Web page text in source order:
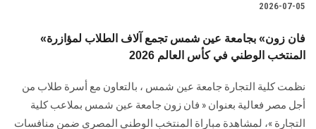
2026-07-05
«فان زون» بجامعة عين شمس تجمع آلاف الطلاب لمؤازرة
المنتخب الوطني في كأس العالم 2026
نظمت كلية التجارة جامعة عين شمس ، بالتعاون مع أسرة طلاب من
أجل مصر فعالية بعنوان « فان زون جامعة عين شمس بملاعب كلية
التجارة »، لمشاهدة مباراة المنتخب الوطني المصري ضمن منافسات